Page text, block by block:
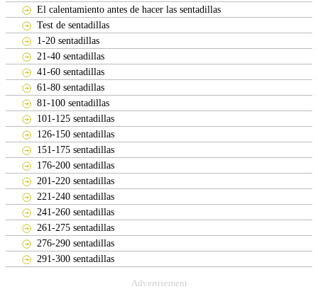
El calentamiento antes de hacer las sentadillas
Test de sentadillas
1-20 sentadillas
21-40 sentadillas
41-60 sentadillas
61-80 sentadillas
81-100 sentadillas
101-125 sentadillas
126-150 sentadillas
151-175 sentadillas
176-200 sentadillas
201-220 sentadillas
221-240 sentadillas
241-260 sentadillas
261-275 sentadillas
276-290 sentadillas
291-300 sentadillas
Advertisement